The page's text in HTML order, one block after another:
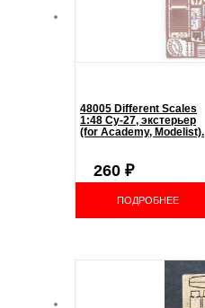
48005 Different Scales
1:48 Су-27, экстерьер
(for Academy, Modelist).
260 ₽
ПОДРОБНЕЕ